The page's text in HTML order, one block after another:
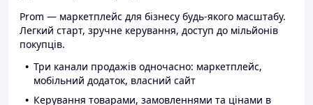
Prom — маркетплейс для бізнесу будь-якого масштабу.
Легкий старт, зручне керування, доступ до мільйонів
покупців.
Три канали продажів одночасно: маркетплейс,
мобільний додаток, власний сайт
Керування товарами, замовленнями та цінами в